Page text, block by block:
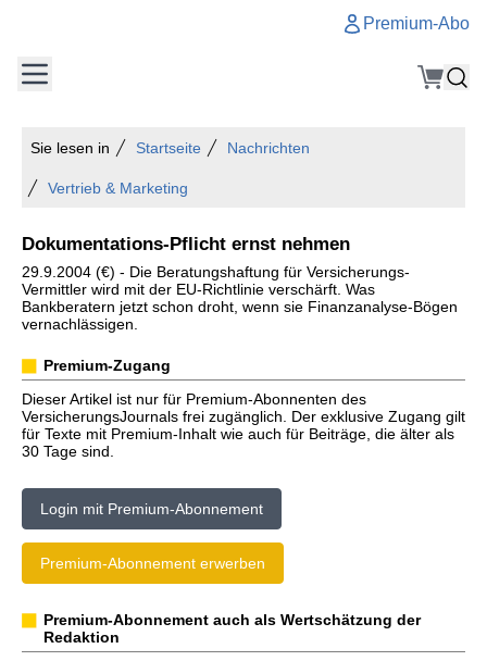
Premium-Abo
Sie lesen in Startseite Nachrichten
Vertrieb & Marketing
Dokumentations-Pflicht ernst nehmen
29.9.2004 (€) - Die Beratungshaftung für Versicherungs-
Vermittler wird mit der EU-Richtlinie verschärft. Was
Bankberatern jetzt schon droht, wenn sie Finanzanalyse-Bögen
vernachlässigen.
Premium-Zugang
Dieser Artikel ist nur für Premium-Abonnenten des
VersicherungsJournals frei zugänglich. Der exklusive Zugang gilt
für Texte mit Premium-Inhalt wie auch für Beiträge, die älter als
30 Tage sind.
Login mit Premium-Abonnement
Premium-Abonnement erwerben
Premium-Abonnement auch als Wertschätzung der
Redaktion